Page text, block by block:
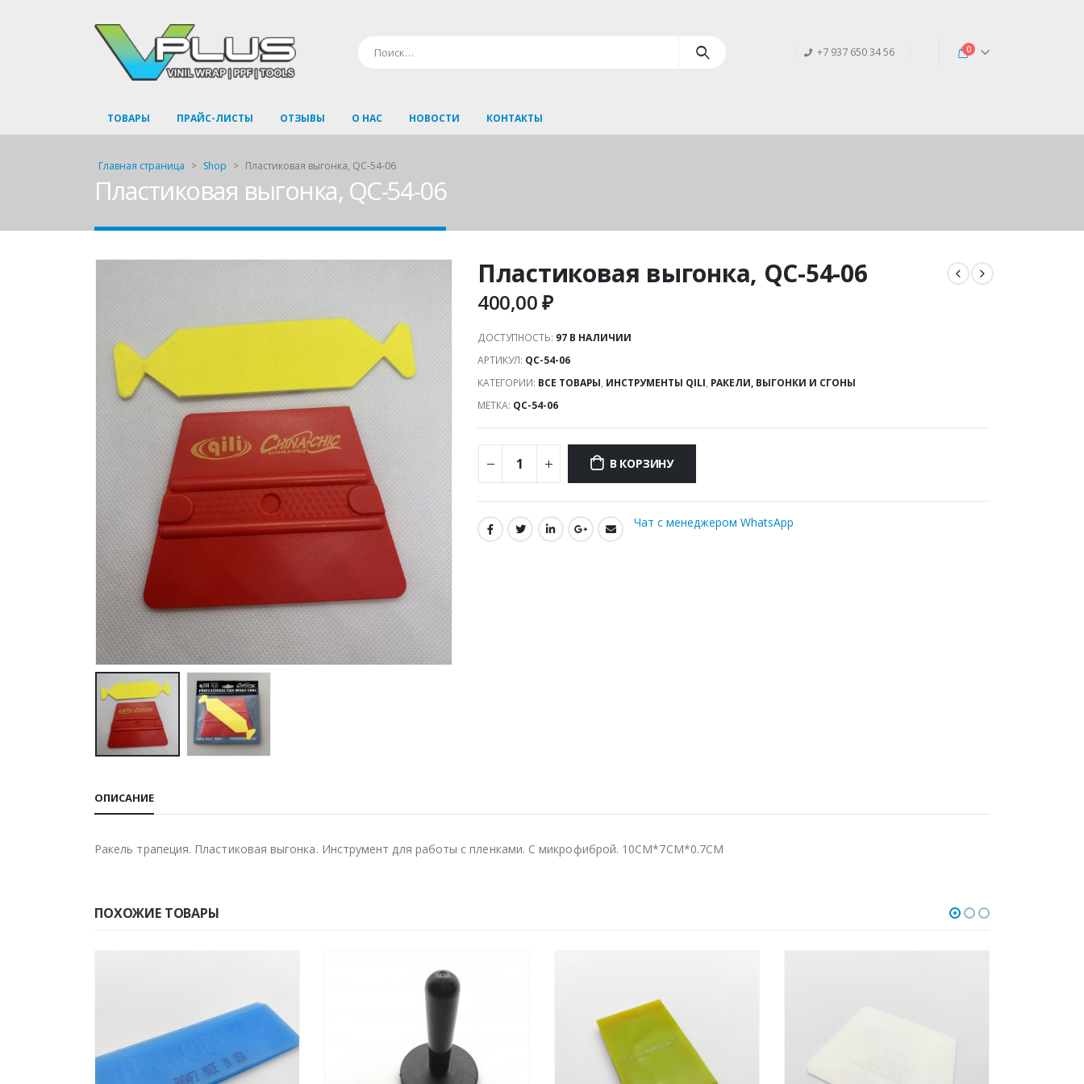
+7 937 650 34 56 0
ТОВАРЫ ПРАЙС-ЛИСТЫ ОТЗЫВЫ О НАС НОВОСТИ КОНТАКТЫ
Главная страница > Shop > Пластиковая выгонка, QC-54-06
Пластиковая выгонка, QC-54-06
Пластиковая выгонка, QC-54-06
400,00₽
ДОСТУПНОСТЬ: 97 В НАЛИЧИИ
АРТИКУЛ: QC-54-06
КАТЕГОРИИ: ВСЕ ТОВАРЫ, ИНСТРУМЕНТЫ QILI, РАКЕЛИ, ВЫГОНКИ И СГОНЫ
МЕТКА: QC-54-06
В КОРЗИНУ
Чат с менеджером WhatsApp
ОПИСАНИЕ
Ракель трапеция. Пластиковая выгонка. Инструмент для работы с пленками. С микрофиброй. 10CM*7CM*0.7CM
ПОХОЖИЕ ТОВАРЫ